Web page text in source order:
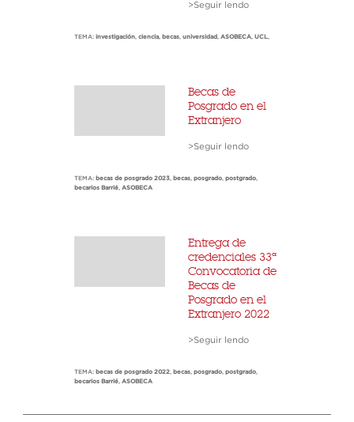
>Seguir lendo
TEMA: investigación, ciencia, becas, universidad, ASOBECA, UCL,
Becas de
Posgrado en el
Extranjero
>Seguir lendo
TEMA: becas de posgrado 2023, becas, posgrado, postgrado,
becarios Barrié, ASOBECA
Entrega de
credenciales 33ª
Convocatoria de
Becas de
Posgrado en el
Extranjero 2022
>Seguir lendo
TEMA: becas de posgrado 2022, becas, posgrado, postgrado,
becarios Barrié, ASOBECA